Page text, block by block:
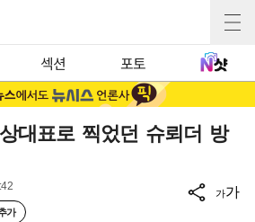
섹션 포토
대표로 찍었던 슈뢰더 방
가
가가